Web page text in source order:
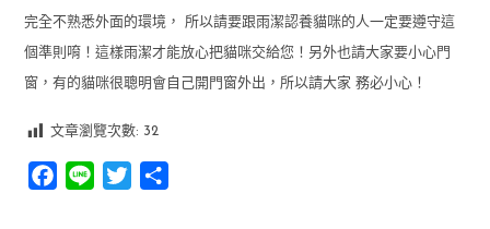
完全不熟悉外面的環境， 所以請要跟雨潔認養貓咪的人一定要遵守這
個準則唷！這樣雨潔才能放心把貓咪交給您！另外也請大家要小心門
窗，有的貓咪很聰明會自己開門窗外出，所以請大家 務必小心！
文章瀏覽次數: 32
Facebook
Line Twitter